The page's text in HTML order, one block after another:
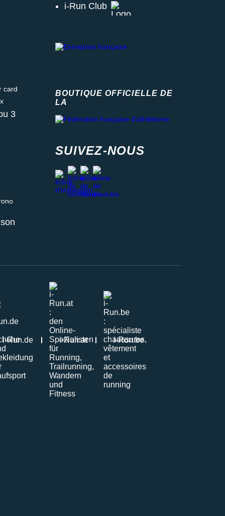
3
relais ou retrait en magasin
i-Run Club
BOUTIQUE OFFICIELLE DE
LA
SUIVEZ-NOUS
instagram
facebook
stravayoutube
i-Run.de i-Run.at i-Run.be